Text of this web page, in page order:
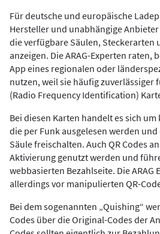
Für deutsche und europäische
Hersteller und unabhängige
die verfügbare Säulen, Steckerarten
anzeigen. Die ARAG-Experten raten,
App eines regionalen oder
nutzen, weil sie häufig zuverlässiger
(Radio Frequency Identification)
Bei diesen Karten handelt es sich
die per Funk ausgelesen werden
Säule freischalten. Auch QR Codes
Aktivierung genutzt werden und
webbasierten Bezahlseite. Die ARAG
allerdings vor manipulierten QR-
Bei dem sogenannten „Quishing“
Codes über die Original-Codes der